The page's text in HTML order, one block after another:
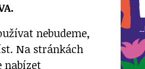
nebudeme,
Na stránkách
nabízet